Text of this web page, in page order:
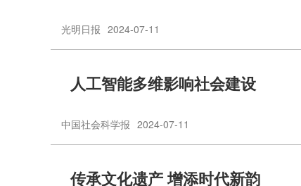
光明日报 2024-07-11
人工智能多维影响社会建设
中国社会科学报 2024-07-11
传承文化遗产 增添时代新韵